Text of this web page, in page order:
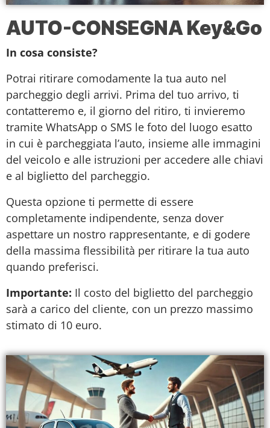
AUTO-CONSEGNA Key&Go
In cosa consiste?
Potrai ritirare comodamente la tua auto nel
parcheggio degli arrivi. Prima del tuo arrivo, ti
contatteremo e, il giorno del ritiro, ti invieremo
tramite WhatsApp o SMS le foto del luogo esatto
in cui è parcheggiata l’auto, insieme alle immagini
del veicolo e alle istruzioni per accedere alle chiavi
e al biglietto del parcheggio.
Questa opzione ti permette di essere
completamente indipendente, senza dover
aspettare un nostro rappresentante, e di godere
della massima flessibilità per ritirare la tua auto
quando preferisci.
Importante: Il costo del biglietto del parcheggio
sarà a carico del cliente, con un prezzo massimo
stimato di 10 euro.